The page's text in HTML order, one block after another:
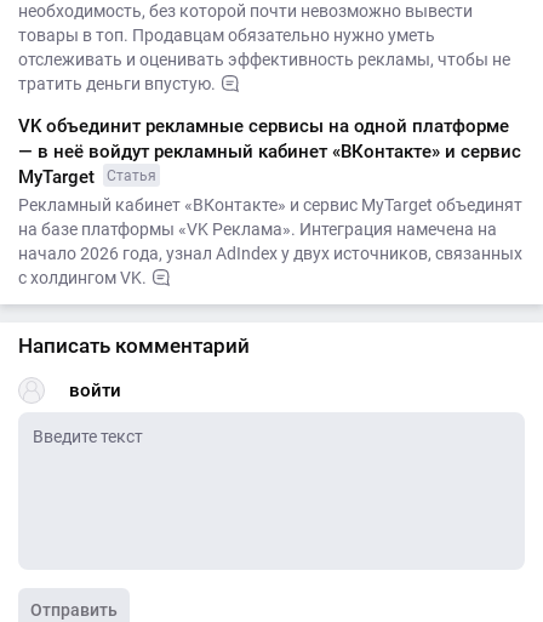
необходимость, без которой почти невозможно вывести
товары в топ. Продавцам обязательно нужно уметь
отслеживать и оценивать эффективность рекламы, чтобы не
тратить деньги впустую.
VK объединит рекламные сервисы на одной платформе
— в неё войдут рекламный кабинет «ВКонтакте» и сервис
MyTarget
Статья
Рекламный кабинет «ВКонтакте» и сервис MyTarget объединят
на базе платформы «VK Реклама». Интеграция намечена на
начало 2026 года, узнал AdIndex у двух источников, связанных
с холдингом VK.
Написать комментарий
войти
Отправить